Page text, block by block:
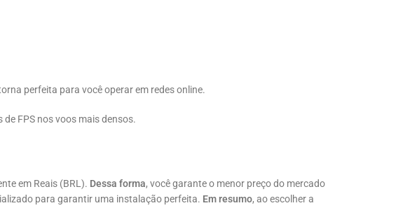
perfeita para você operar em redes online.
FPS nos voos mais densos.
em Reais (BRL). Dessa forma, você garante o menor preço do mercado
para garantir uma instalação perfeita. Em resumo, ao escolher a